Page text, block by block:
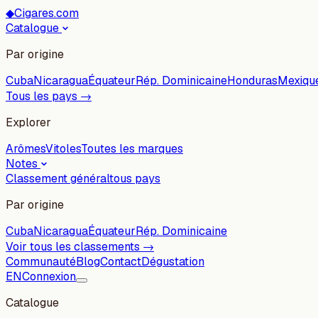
◆Cigares.com
Catalogue
Par origine
CubaNicaraguaÉquateurRép. DominicaineHonduras
Tous les pays →
Explorer
ArômesVitolesToutes les marques
Notes
Classement généraltous pays
Par origine
CubaNicaraguaÉquateurRép. Dominicaine
Voir tous les classements →
CommunautéBlogContactDégustation
ENConnexion
Catalogue